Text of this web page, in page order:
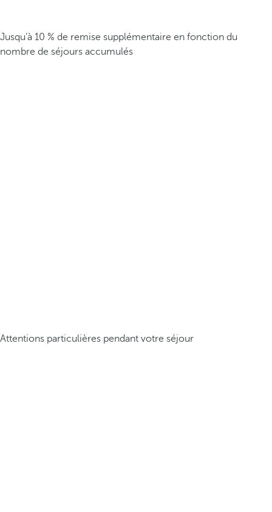
Jusqu’à 10 % de remise supplémentaire en fonction du
nombre de séjours accumulés
Attentions particulières pendant votre séjour